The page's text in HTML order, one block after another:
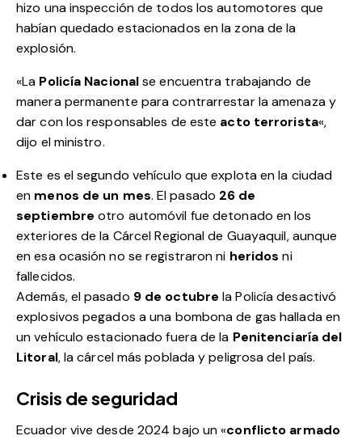
hizo una inspección de todos los automotores que
habían quedado estacionados en la zona de la
explosión.
«La Policía Nacionalse encuentra trabajando de
manera permanente para contrarrestar la amenaza y
dar con los responsables de este acto terrorista«,
dijo el ministro.
Este es el segundo vehículo que explota en la ciudad
en menos de un mes. El pasado 26 de
septiembre otro automóvil fue detonado en los
exteriores de la Cárcel Regional de Guayaquil, aunque
en esa ocasión no se registraron ni heridos ni
fallecidos.
Además, el pasado 9 de octubre la Policía desactivó
explosivos pegados a una bombona de gas hallada en
un vehículo estacionado fuera de la Penitenciaría del
Litoral, la cárcel más poblada y peligrosa del país.
Crisis de seguridad
Ecuador vive desde 2024 bajo un «conflicto armado